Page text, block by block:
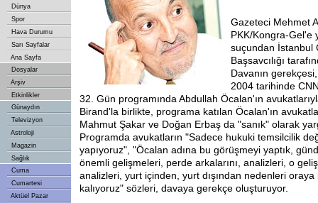
Dünya
Spor
Hava Durumu
Sarı Sayfalar
Ana Sayfa
Dosyalar
Arşiv
Etkinlikler
Günaydın
Televizyon
Astroloji
Magazin
Sağlık
Cuma
Cumartesi
Aktüel Pazar
Gazeteci Mehmet
PKK/Kongra-Gel'e
suçundan İstanbul
Başsavcılığı
Davanın
2004 tarihinde
32. Gün programında Abdullah Öcalan'ın
Birand'la birlikte, programa katılan Öcalan'ın
Mahmut Şakar ve Doğan Erbaş da "sanık" olarak
Programda avukatların "Sadece hukuki temsilcilik
yapıyoruz", "Öcalan adına bu görüşmeyi yaptık,
önemli gelişmeleri, perde arkalarını, analizleri, o
analizleri, yurt içinden, yurt dışından nedenleri
kalıyoruz" sözleri, davaya gerekçe oluşturuyor.